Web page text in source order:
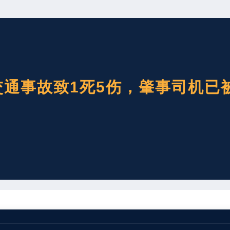
事故致1死5伤，肇事司机已
通事故，致6人受伤，其中1人经抢救无效死亡，其他5人